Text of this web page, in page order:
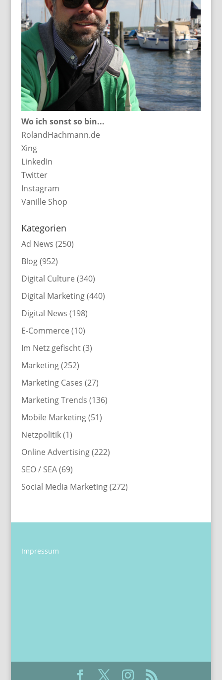
Wo ich sonst so bin...
RolandHachmann.de
Xing
LinkedIn
Twitter
Instagram
Vanille Shop
Kategorien
Ad News (250)
Blog(952)
Digital Culture (340)
Digital Marketing(440)
Digital News (198)
E-Commerce (10)
Im Netz gefischt(3)
Marketing(252)
Marketing Cases (27)
Marketing Trends (136)
Mobile Marketing(51)
Netzpolitik(1)
Online Advertising(222)
SEO / SEA(69)
Social Media Marketing(272)
Impressum